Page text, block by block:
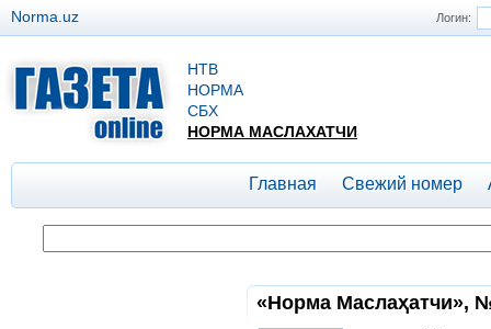
Логин:
Norma.uz
НТВ
НОРМА
СБХ
НОРМА МАСЛАХАТЧИ
Главная Свежий номер
«Норма Маслаҳатчи»,